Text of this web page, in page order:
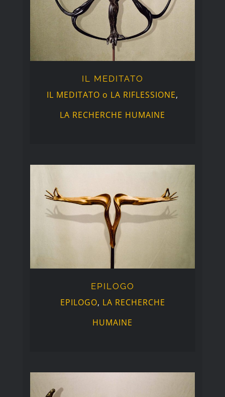
IL MEDITATO
IL MEDITATO o LA RIFLESSIONE,
LA RECHERCHE HUMAINE
EPILOGO
EPILOGO
EPILOGO, LA RECHERCHE
HUMAINE